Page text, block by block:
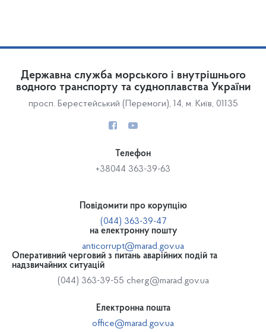
Державна служба морського і внутрішнього
водного транспорту та судноплавства України
просп. Берестейський (Перемоги), 14, м. Київ, 01135
Телефон
+38044 363-39-63
Повідомити про корупцію
(044) 363-39-47
на електронну пошту
anticorrupt@marad.gov.ua
Оперативний черговий з питань аварійних подій та
надзвичайних ситуацій
(044) 363-39-55 cherg@marad.gov.ua
Електронна пошта
office@marad.gov.ua